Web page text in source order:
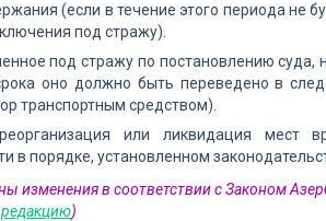
(если в течение этого периода не
под стражу).
под стражу по постановлению
оно должно быть переведено в
транспортным средством).
или ликвидация мест
в порядке, установленном
изменения в соответствии с Законом
редакцию)